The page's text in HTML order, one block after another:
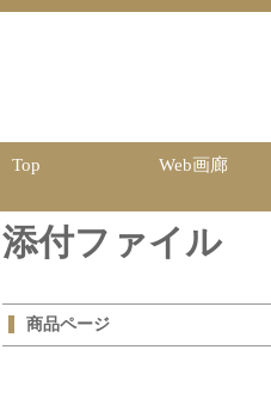
Top Web画廊
添付ファイル
商品ページ